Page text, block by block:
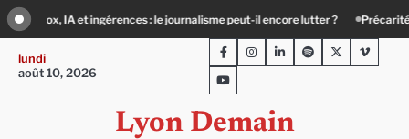
Skip
to
content
solitude : quand le lien social devient essentiel Le Teil
lundi
août 10, 2026
Lyon Demain
FacebookInstagram
LinkedInSpotifyTwitterViméo
Youtube